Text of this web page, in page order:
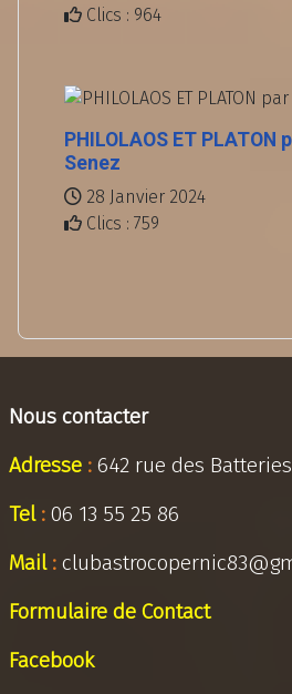
Clics : 964
PHILOLAOS ET PLATON
Senez
28 Janvier 2024
Clics : 759
Nous contacter
Adresse : 642 rue des
Tel: 06 13 55 25 86
Mail:
Formulaire de Contact
Facebook